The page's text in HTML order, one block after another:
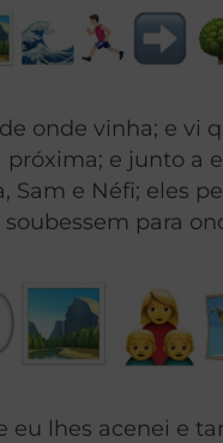
onde vinha; e vi
próxima; e junto a
Sam e Néfi; eles
para
eu lhes acenei e